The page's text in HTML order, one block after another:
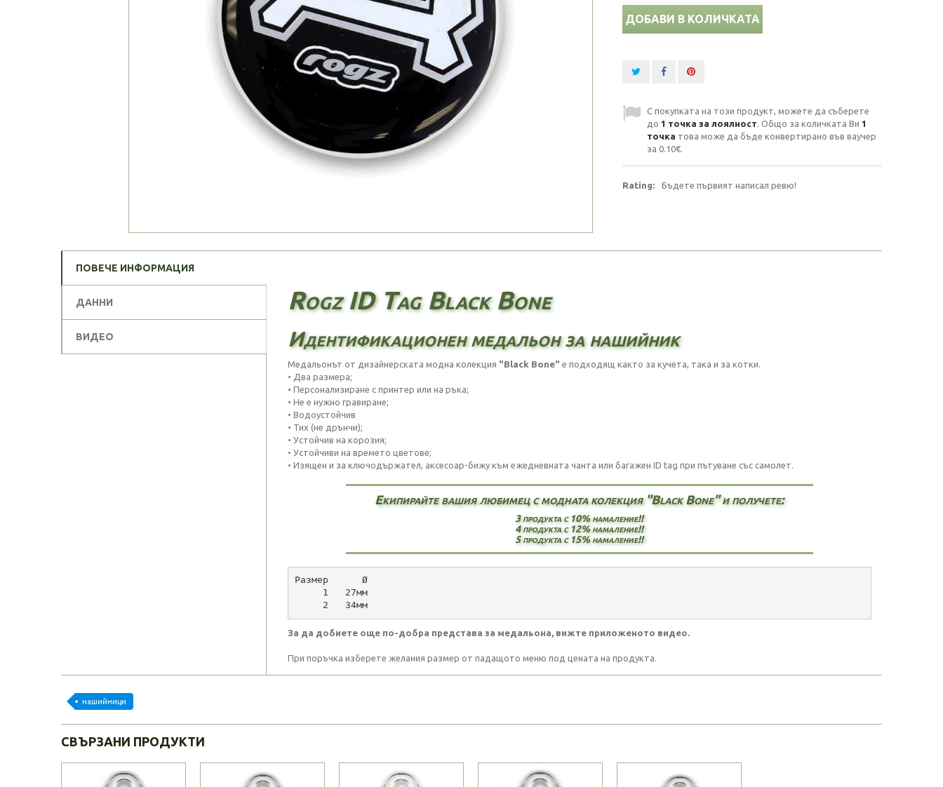
ДОБАВИ В КОЛИЧКАТА
С покупката на този продукт, можете да съберете
до 1 точка за лоялност. Общо за количката Ви 1
точка това може да бъде конвертирано във ваучер
за 0.10€.
Rating: Бъдете първият написал ревю!
ПОВЕЧЕ ИНФОРМАЦИЯ
ДАННИ
ВИДЕО
Rogz ID Tag Black Bone
Идентификационен медальон за нашийник
Медальонът от дизайнерската модна колекция "Black Bone" е подходящ както за кучета, така и за котки.
• Два размера;
• Персонализиране с принтер или на ръка;
• Не е нужно гравиране;
• Водоустойчив
• Тих (не дрънчи);
• Устойчив на корозия;
• Устойчиви на времето цветове;
• Изящен и за ключодържател, аксесоар-бижу към ежедневната чанта или багажен ID tag при пътуване със самолет.
Екипирайте вашия любимец с модната колекция "Black Bone" и получете:
3 продукта с 10% намаление!!
4 продукта с 12% намаление!!
5 продукта с 15% намаление!!
Размер      Ø
     1   27мм
     2   34мм
За да добиете още по-добра представа за медальона, вижте приложеното видео.
При поръчка изберете желания размер от падащото меню под цената на продукта.
нашийници
СВЪРЗАНИ ПРОДУКТИ